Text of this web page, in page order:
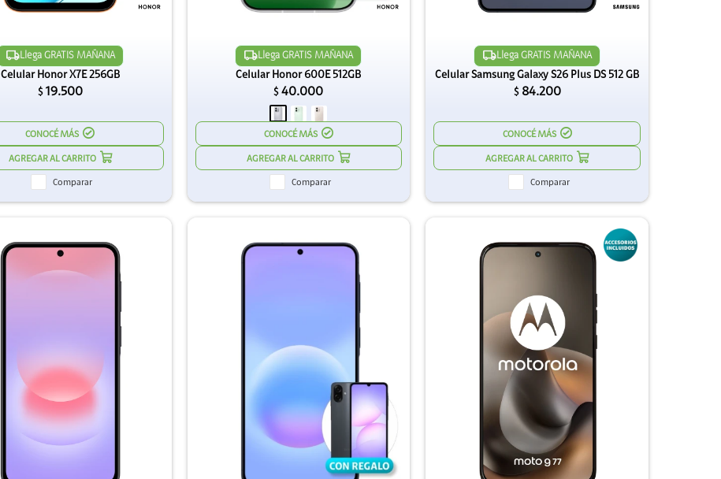
Llega GRATIS MAÑANA
Celular Honor X7E 256GB
$ 19.500
CONOCÉ MÁS
Comparar
Llega GRATIS MAÑANA
Celular Honor 600E 512GB
$ 40.000
CONOCÉ MÁS
Comparar
Llega GRATIS MAÑANA
Celular Samsung Galaxy S26 Plus DS 512 GB
$ 84.200
CONOCÉ MÁS
Comparar